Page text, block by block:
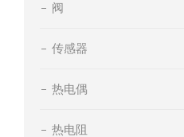
阀
传感器
热电偶
热电阻